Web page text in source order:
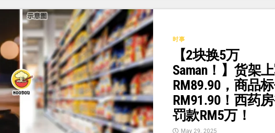
时事
【2块换5万
Saman！】货架
RM89.90，商品
RM91.90！西药
罚款RM5万！
May 29, 2025